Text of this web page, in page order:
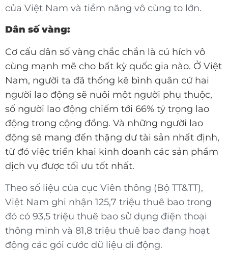
của Việt Nam và tiềm năng vô cùng to lớn.
Dân số vàng:
Cơ cấu dân số vàng chắc chắn là cú hích vô
cùng mạnh mẽ cho bất kỳ quốc gia nào. Ở Việt
Nam, người ta đã thống kê bình quân cứ hai
người lao động sẽ nuôi một người phụ thuộc,
số người lao động chiếm tới 66% tỷ trọng lao
động trong cộng đồng. Và những người lao
động sẽ mang đến thặng dư tài sản nhất định,
từ đó việc triển khai kinh doanh các sản phẩm
dịch vụ được tối ưu tốt nhất.
Theo số liệu của cục Viên thông (Bộ TT&TT),
Việt Nam ghi nhận 125,7 triệu thuê bao trong
đó có 93,5 triệu thuê bao sử dụng điện thoại
thông minh và 81,8 triệu thuê bao đang hoạt
động các gói cước dữ liệu di động.